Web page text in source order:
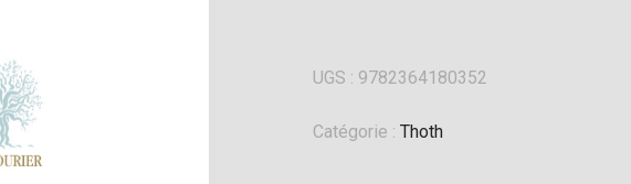
UGS : 9782364180352
Catégorie : Thoth